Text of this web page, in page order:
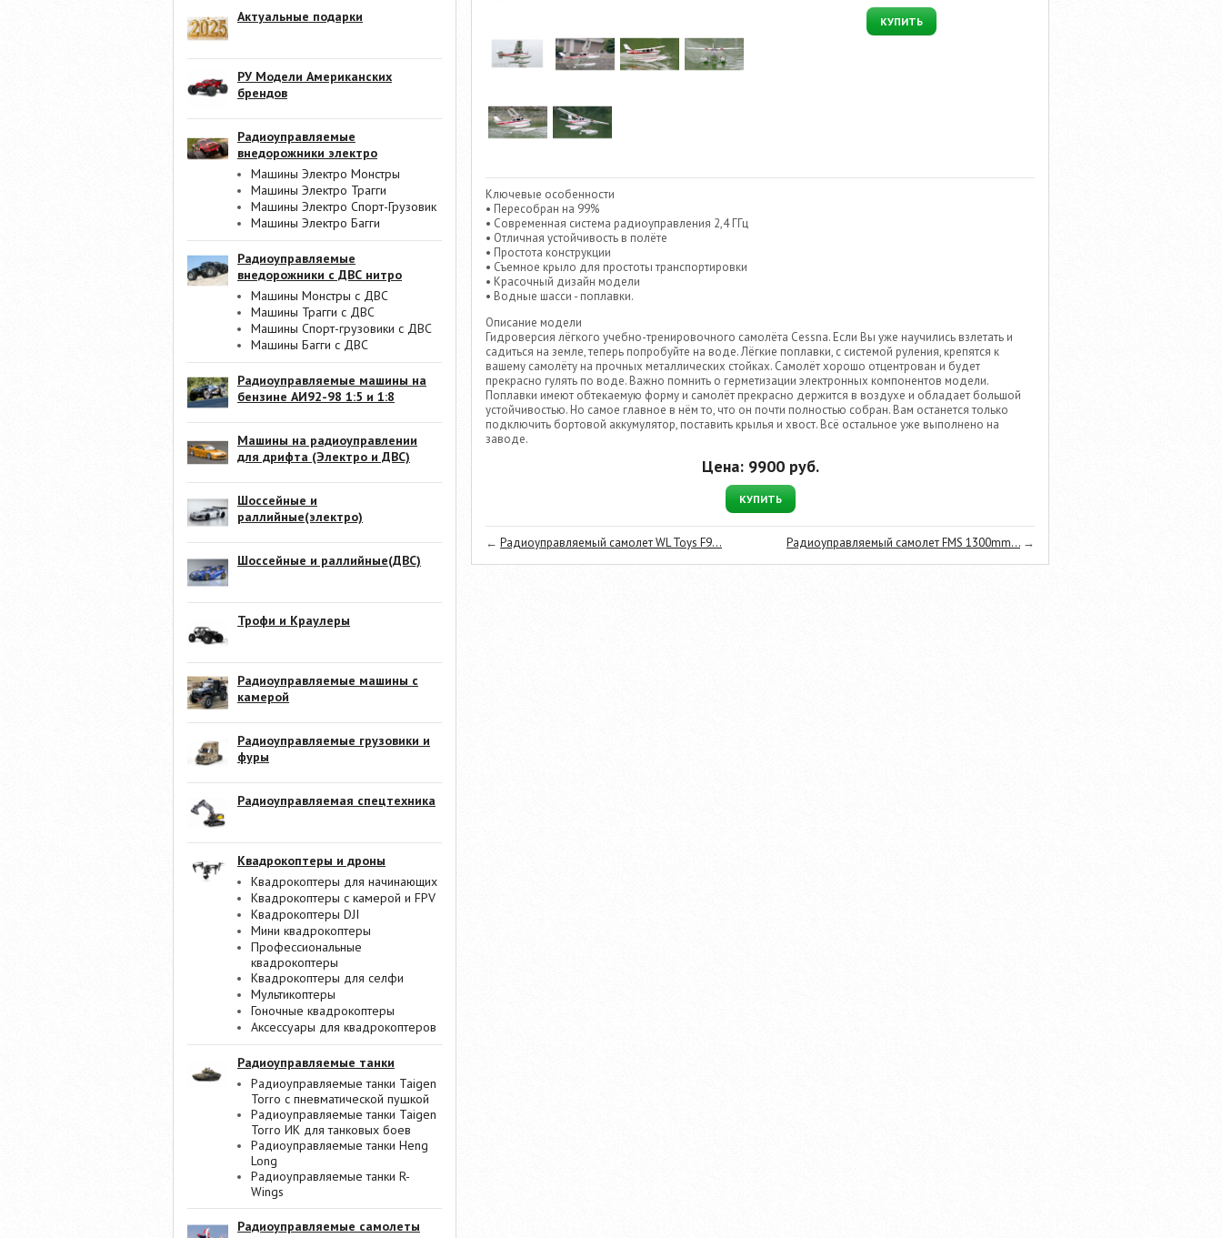
Актуальные подарки
РУ Модели Американских
брендов
Радиоуправляемые
внедорожники электро
Машины Электро Монстры
Машины Электро Трагги
Машины Электро Спорт-Грузовик
Машины Электро Багги
Радиоуправляемые
внедорожники с ДВС нитро
Машины Монстры с ДВС
Машины Трагги с ДВС
Машины Спорт-грузовики с ДВС
Машины Багги с ДВС
Радиоуправляемые машины на
бензине АИ92-98 1:5 и 1:8
Машины на радиоуправлении
для дрифта (Электро и ДВС)
Шоссейные и
раллийные(электро)
Шоссейные и раллийные(ДВС)
Трофи и Краулеры
Радиоуправляемые машины с
камерой
Радиоуправляемые грузовики и
фуры
Радиоуправляемая спецтехника
Квадрокоптеры и дроны
Квадрокоптеры для начинающих
Квадрокоптеры с камерой и FPV
Квадрокоптеры DJI
Мини квадрокоптеры
Профессиональные
квадрокоптеры
Квадрокоптеры для селфи
Мультикоптеры
Гоночные квадрокоптеры
Аксессуары для квадрокоптеров
Радиоуправляемые танки
Радиоуправляемые танки Taigen
Torro с пневматической пушкой
Радиоуправляемые танки Taigen
Torro ИК для танковых боев
Радиоуправляемые танки Heng
Long
Радиоуправляемые танки R-
Wings
Радиоуправляемые самолеты
КУПИТЬ
Ключевые особенности
• Пересобран на 99%
• Современная система радиоуправления 2,4 ГГц
• Отличная устойчивость в полёте
• Простота конструкции
• Съемное крыло для простоты транспортировки
• Красочный дизайн модели
• Водные шасси - поплавки.
Описание модели
Гидроверсия лёгкого учебно-тренировочного самолёта Cessna. Если Вы уже научились взлетать и
садиться на земле, теперь попробуйте на воде. Лёгкие поплавки, с системой руления, крепятся к
вашему самолёту на прочных металлических стойках. Самолёт хорошо отцентрован и будет
прекрасно гулять по воде. Важно помнить о герметизации электронных компонентов модели.
Поплавки имеют обтекаемую форму и самолёт прекрасно держится в воздухе и обладает большой
устойчивостью. Но самое главное в нём то, что он почти полностью собран. Вам останется только
подключить бортовой аккумулятор, поставить крылья и хвост. Всё остальное уже выполнено на
заводе.
Цена: 9900руб.
КУПИТЬ
← Радиоуправляемый самолет WL Toys F9... Радиоуправляемый самолет FMS 1300mm... →